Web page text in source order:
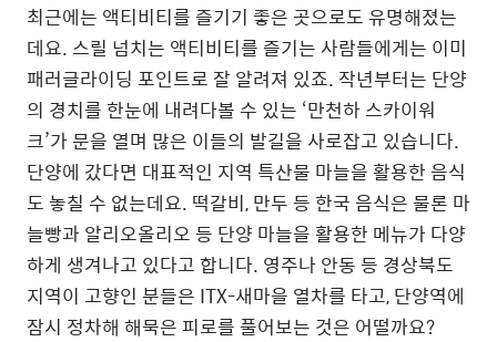
최근에는 액티비티를 즐기기 좋은 곳으로도 유명해졌는
데요. 스릴 넘치는 액티비티를 즐기는 사람들에게는 이미
패러글라이딩 포인트로 잘 알려져 있죠. 작년부터는 단양
의 경치를 한눈에 내려다볼 수 있는 ‘만천하 스카이워
크’가 문을 열며 많은 이들의 발길을 사로잡고 있습니다.
단양에 갔다면 대표적인 지역 특산물 마늘을 활용한 음식
도 놓칠 수 없는데요. 떡갈비, 만두 등 한국 음식은 물론 마
늘빵과 알리오올리오 등 단양 마늘을 활용한 메뉴가 다양
하게 생겨나고 있다고 합니다. 영주나 안동 등 경상북도
지역이 고향인 분들은 ITX-새마을 열차를 타고, 단양역에
잠시 정차해 해묵은 피로를 풀어보는 것은 어떨까요?